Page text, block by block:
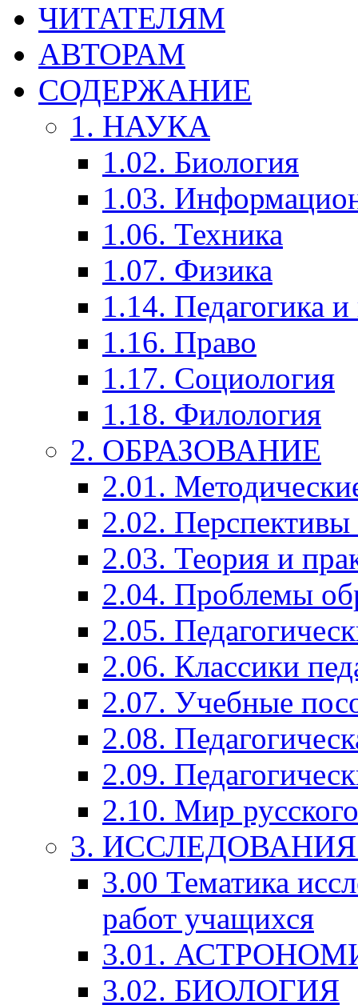
ЧИТАТЕЛЯМ
АВТОРАМ
СОДЕРЖАНИЕ
1. НАУКА
1.02. Биология
1.03.
1.06. Техника
1.07. Физика
1.14. Педагогика
1.16. Право
1.17. Социология
1.18. Филология
2. ОБРАЗОВАНИЕ
2.01.
2.02. Перспективы
2.03. Теория и
2.04. Проблемы
2.05.
2.06. Классики
2.07. Учебные
2.08.
2.09.
2.10. Мир
3.
3.00 Тематика
работ учащихся
3.01.
3.02. БИОЛОГИЯ